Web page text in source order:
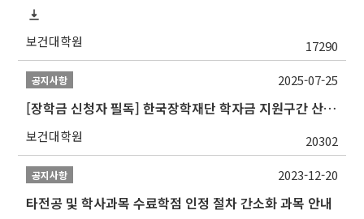
보건대학원 17290
공지사항
[장학금 신청자 필독] 한국장학재단 학자금 지원구간 산정 권고
보건대학원 20302
2025-07-25
공지사항
타전공 및 학사과목 수료학점 인정 절차 간소화 과목 안내
2023-12-20